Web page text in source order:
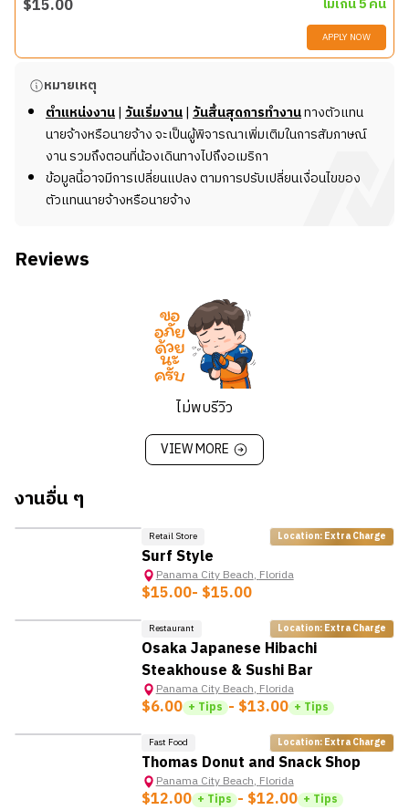
อนามัย รวมทั้งได้ใช้บริการในร้านที่มีบรรยากาศที่ดีและ
หน้าที่และความรับผิดชอบ
เข้าทำงานตามเวลาและอยู่จนครบกะตามที่กำหนด
ทักทายลูกค้าด้วยรอยยิ้ม ปฏิบัติต่อลูกค้าด้วยความเป็น
มิตรและเอาใจใส่อย่างแท้จริง
รับออเดอร์ และตอบข้อซักถามต่าง ๆ ของลูกค้าด้วยความ
รวดเร็ว
ทำความสะอาดร้านและอุปกรณ์ที่เกี่ยวข้อง
ทำยอดขายได้ตามเป้าหมาย
ดูแลสต็อกวัตถุดิบต่าง ๆ ให้พอเพียงระหว่างปฏิบัติงาน
สร้างความมั่นใจว่าลูกค้าจะได้รับบริการอาหารที่รวดเร็ว
และทันเวลา โดยปฏิบัติตามหลักเกณฑ์ด้านความปลอดภัย
ทางอาหารของ McDonald’s
ช่วยเหลือในการฝึกอบรมพนักงานใหม่เมื่อจำเป็น
ปฏิบัติตามขั้นตอนด้านความปลอดภัยและการรักษาความ
ปลอดภัยของ McDonald’s ทั้งหมดอย่างเคร่งครัด
ทำงานอื่น ๆ ตามที่ได้รับมอบหมาย
*ข้อมูลนี้อาจมีการเปลี่ยนแปลง ขึ้นอยู่กับนายจ้าง
$15.00
APPLY NOW
รายละเอียดงาน
พนักงาน McDoanld’s มีหน้าที่ทำงานตามคุณภาพมาตรฐาน
การให้บริการของ McDonald’s เพื่อให้ลูกค้ามั่นใจว่าจะได้รับ
ประสบการณ์ที่ดีเยี่ยม ได้รับอาหารที่มีคุณภาพและถูกสุข
อนามัย รวมทั้งได้ใช้บริการในร้านที่มีบรรยากาศที่ดีและ
สะอาด
เข้าทำงานตามเวลาและอยู่จนครบกะตามที่กำหนด
มิตรและเอาใจใส่อย่างแท้จริง
รับออเดอร์ และตอบข้อซักถามต่าง ๆ ของลูกค้าด้วยความ
เตรียมวัตถุดิบและทำอาหารประเภทต่าง ๆ ตามขั้นตอนที่
ทำความสะอาดร้านและอุปกรณ์ที่เกี่ยวข้อง
ส่งเสริมกิจกรรมทางการตลาดของบริษัท เพื่อให้สามารถ
ทำยอดขายได้ตามเป้าหมาย
สร้างความมั่นใจว่าลูกค้าจะได้รับบริการอาหารที่รวดเร็ว
และทันเวลา โดยปฏิบัติตามหลักเกณฑ์ด้านความปลอดภัย
ทางอาหารของ McDonald’s
ช่วยเหลือในการฝึกอบรมพนักงานใหม่เมื่อจำเป็น
ปฏิบัติตามขั้นตอนด้านความปลอดภัยและการรักษาความ
ทำงานอื่น ๆ ตามที่ได้รับมอบหมาย
*ข้อมูลนี้อาจมีการเปลี่ยนแปลง ขึ้นอยู่กับนายจ้าง
หมายเหตุ
ตำแหน่งงาน| วันเริ่มงาน| วันสิ้นสุดการทำงานทางตัวแทน
นายจ้างหรือนายจ้าง จะเป็นผู้พิจารณาเพิ่มเติมในการสัมภาษณ์
งาน รวมถึงตอนที่น้องเดินทางไปถึงอเมริกา
ข้อมูลนี้อาจมีการเปลี่ยนแปลง ตามการปรับเปลี่ยนเงื่อนไขของ
ตัวแทนนายจ้างหรือนายจ้าง
Reviews
ไม่พบรีวิว
VIEW MORE
งานอื่น ๆ
Retail Store Location: Extra Charge
Surf Style
Panama City Beach,Florida
$15.00- $15.00
Restaurant Location: Extra Charge
Osaka Japanese Hibachi
Steakhouse & Sushi Bar
Panama City Beach,Florida
$6.00 + Tips - $13.00 + Tips
Fast Food Location: Extra Charge
Thomas Donut and Snack Shop
Panama City Beach,Florida
$12.00 + Tips - $12.00 + Tips